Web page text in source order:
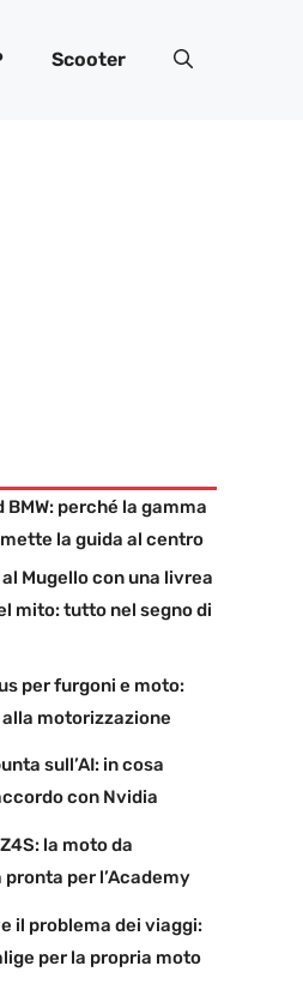
Scooter
BMW: perché la gamma
la guida al centro
Mugello con una livrea
mito: tutto nel segno di
per furgoni e moto:
motorizzazione
sull’AI: in cosa
con Nvidia
la moto da
per l’Academy
il problema dei viaggi:
per la propria moto